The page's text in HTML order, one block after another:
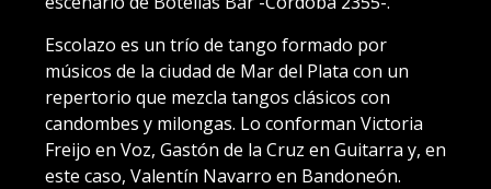
Escolazo es un trío de tango formado por
músicos de la ciudad de Mar del Plata con un
repertorio que mezcla tangos clásicos con
candombes y milongas. Lo conforman Victoria
Freijo en Voz, Gastón de la Cruz en Guitarra y, en
este caso, Valentín Navarro en Bandoneón.